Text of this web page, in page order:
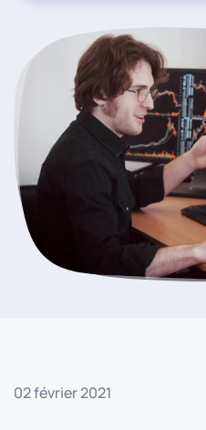
02 février 2021